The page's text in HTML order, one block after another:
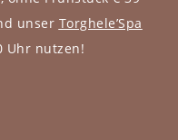
unser Torghele’Spa
Uhr nutzen!